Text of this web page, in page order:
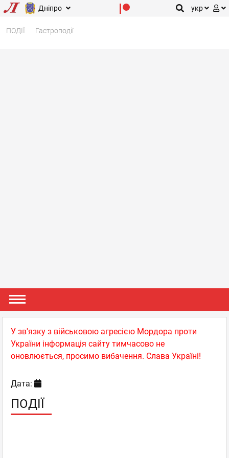
Дніпро укр
ПОДІЇ Гастроподії
У зв'язку з військовою агресією Мордора проти
України інформація сайту тимчасово не
оновлюється, просимо вибачення. Слава Україні!
Дата:
ПОДІЇ